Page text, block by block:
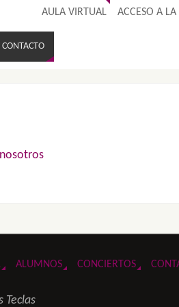
AULA VIRTUAL ACCESO A LA
CONTACTO
ALUMNOS CONCIERTOS
Teclas